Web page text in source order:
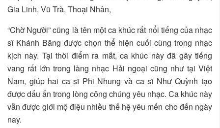
Gia Linh, Vũ Trà, Thoại Nhân,
“Chờ Người” cũng là tên một ca khúc rất nổi tiếng của nhạc
sĩ Khánh Băng được chọn thể hiện cuối cùng trong nhạc
kịch này. Tại thời điểm ra mắt, ca khúc này đã gây tiếng
vang rất lớn trong làng nhạc Hải ngoại cũng như tại Việt
Nam, giúp hai ca sĩ Phi Nhung và ca sĩ Như Quỳnh tạo
được dấu ấn trong lòng công chúng yêu nhạc. Ca khúc này
vẫn được giới mộ điệu nhiều thế hệ yêu mến cho đến ngày
nay.